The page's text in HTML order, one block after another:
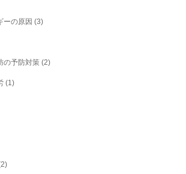
ーの原因 (3)
の予防対策 (2)
(1)